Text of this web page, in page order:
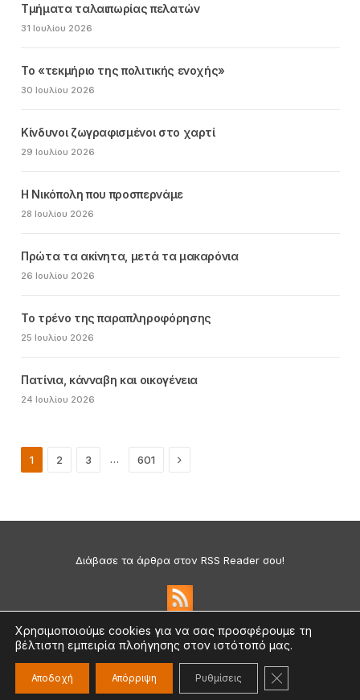
Τμήματα ταλαιπωρίας πελατών
31 Ιουλίου 2026
Το «τεκμήριο της πολιτικής ενοχής»
30 Ιουλίου 2026
Κίνδυνοι ζωγραφισμένοι στο χαρτί
29 Ιουλίου 2026
Η Νικόπολη που προσπερνάμε
28 Ιουλίου 2026
Πρώτα τα ακίνητα, μετά τα μακαρόνια
26 Ιουλίου 2026
Το τρένο της παραπληροφόρησης
25 Ιουλίου 2026
Πατίνια, κάνναβη και οικογένεια
24 Ιουλίου 2026
1 2 3 … 601 Next
Διάβασε τα άρθρα στον RSS Reader σου!
Πολιτική Απορρήτου & Cookies
©2026 medium.gr | Designed & Supported bynat.ad
Χρησιμοποιούμε cookies για να σας προσφέρουμε τη
βέλτιστη εμπειρία πλοήγησης στον ιστότοπό μας.
Αποδοχή Απόρριψη Ρυθμίσεις ΚΛΕΊΣΙΜΟ ΤΟΥ